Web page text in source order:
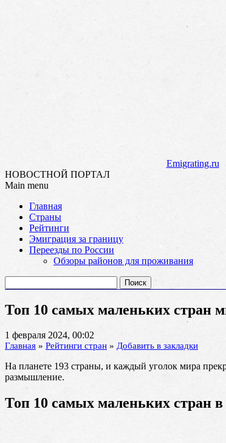
Emigrating.ru
НОВОСТНОЙ ПОРТАЛ
Main menu
content
Главная
Страны
Рейтинги
Эмиграция за границу
Переезды по России
Обзоры районов для проживания
Топ 10 самых маленьких стран
1 февраля 2024, 00:02
Главная » Рейтинги стран » Добавить в закладки
На планете 193 страны, и каждый уголок мира
размышление.
Топ 10 самых маленьких стран